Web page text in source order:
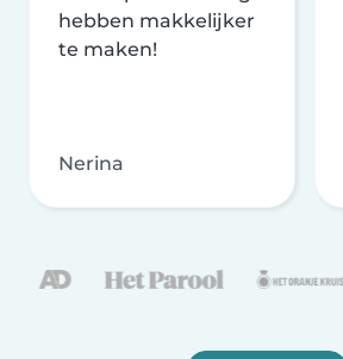
hebben makkelijker
te maken!
Nerina